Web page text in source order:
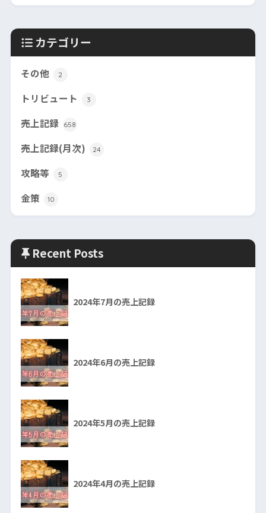
カテゴリー
その他 2
トリビュート 3
売上記録 658
売上記録(月次) 24
攻略等 5
金策 10
Recent Posts
2024年7月の売上記録
2024年6月の売上記録
2024年5月の売上記録
2024年4月の売上記録